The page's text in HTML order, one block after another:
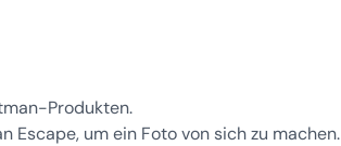
Produkten.
Escape, um ein Foto von sich zu machen.